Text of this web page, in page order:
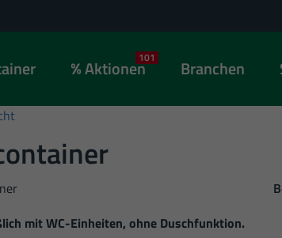
Aktionen101 Branchen
mit WC-Einheiten, ohne Duschfunktion.